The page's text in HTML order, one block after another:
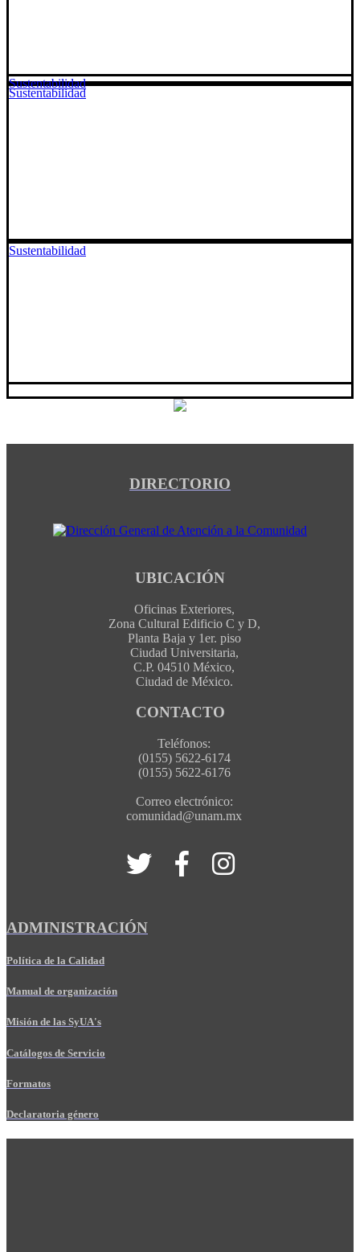
Sustentabilidad
Sustentabilidad
Sustentabilidad
DIRECTORIO
UBICACIÓN
Oficinas Exteriores,
Zona Cultural Edificio C y D,
Planta Baja y 1er. piso
Ciudad Universitaria,
C.P. 04510 México,
Ciudad de México.
CONTACTO
Teléfonos:
(0155) 5622-6174
(0155) 5622-6176
Correo electrónico:
comunidad@unam.mx
ADMINISTRACIÓN
Política de la Calidad
Manual de organización
Misión de las SyUA's
Catálogos de Servicio
Formatos
Declaratoria género